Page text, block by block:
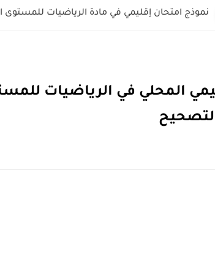
نموذج امتحان إقليمي في مادة الرياضيات للمستوى
المحلي في الرياضيات